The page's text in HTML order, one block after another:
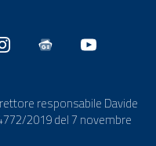
responsabile Davide
2019 del 7 novembre